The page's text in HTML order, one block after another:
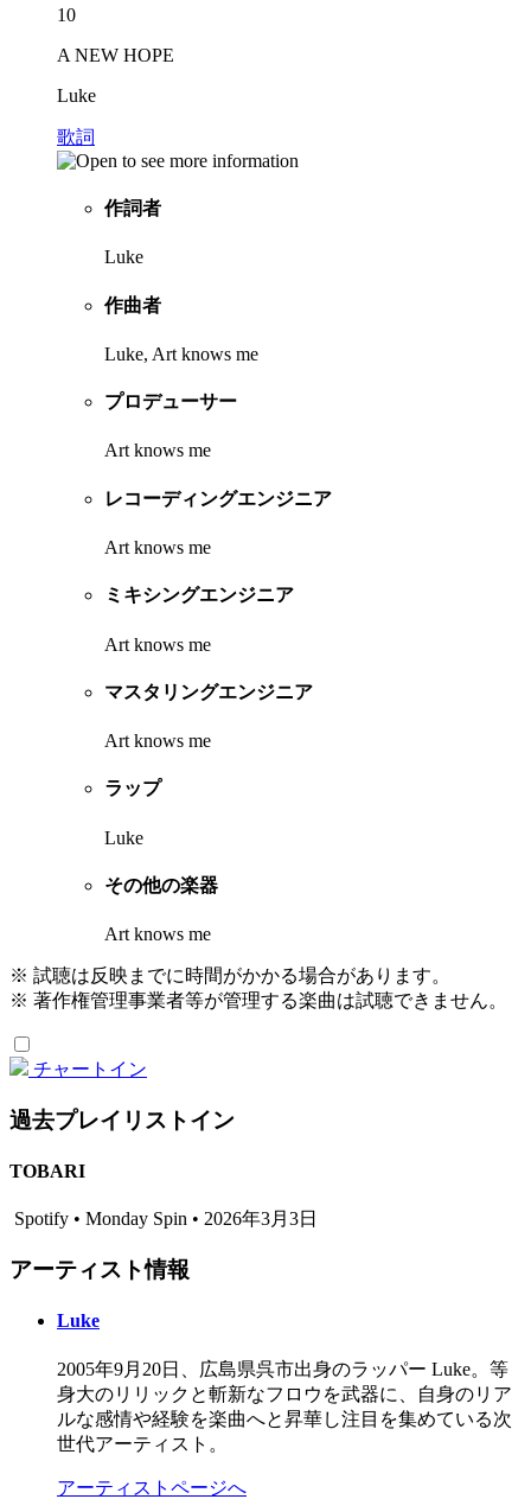
10
A NEW HOPE
Luke
歌詞
作詞者
Luke
作曲者
Luke, Art knows me
プロデューサー
Art knows me
レコーディングエンジニア
Art knows me
ミキシングエンジニア
Art knows me
マスタリングエンジニア
Art knows me
ラップ
Luke
その他の楽器
Art knows me
※ 試聴は反映までに時間がかかる場合があります。
※ 著作権管理事業者等が管理する楽曲は試聴できません。
チャートイン
過去プレイリストイン
TOBARI
Spotify • Monday Spin • 2026年3月3日
アーティスト情報
Luke
2005年9月20日、広島県呉市出身のラッパー Luke。等
身大のリリックと斬新なフロウを武器に、自身のリア
ルな感情や経験を楽曲へと昇華し注目を集めている次
世代アーティスト。
アーティストページへ